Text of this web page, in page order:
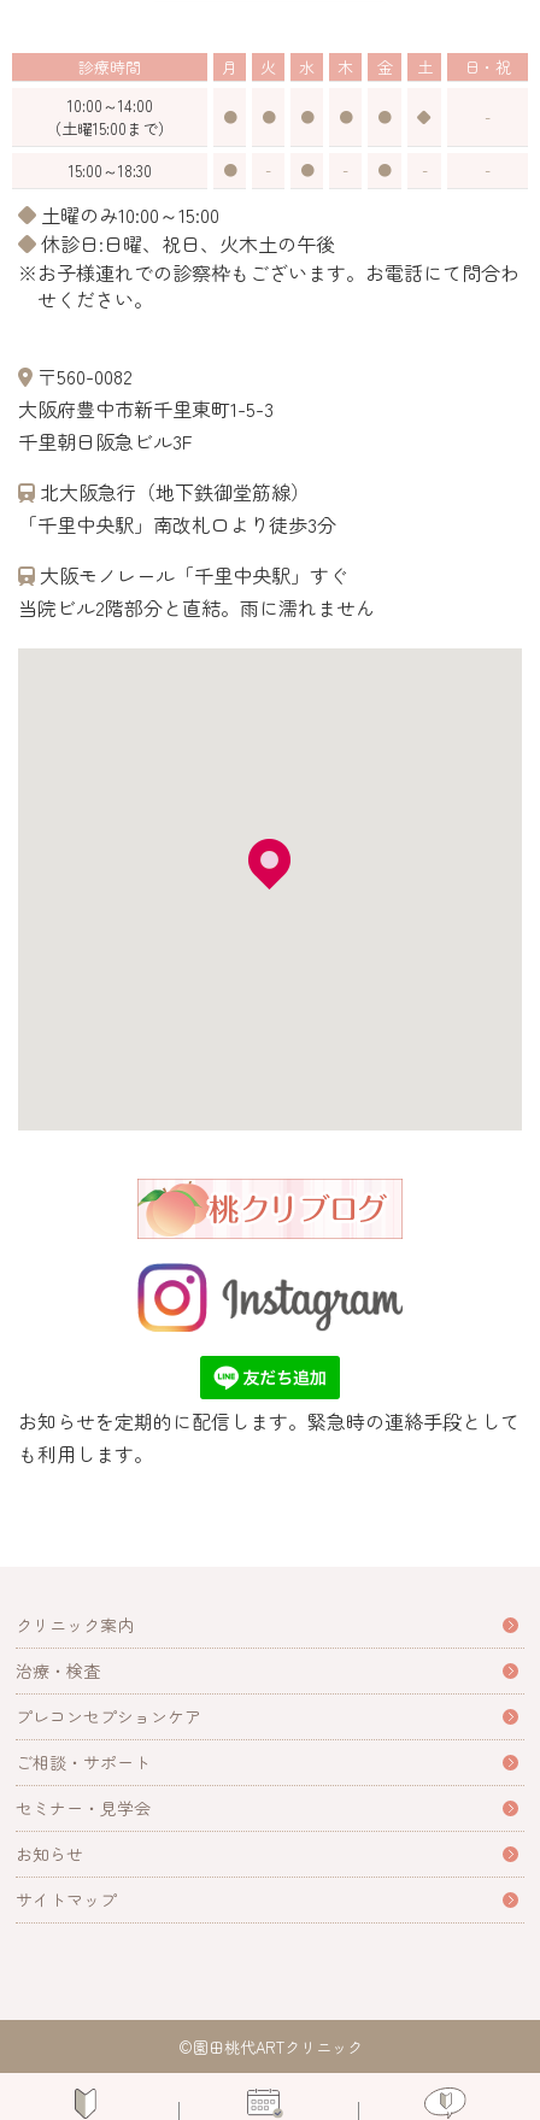
診療時間 月 火 水 木 金 土
日・祝
10:00～14:00
（土曜15:00まで）
● ● ● ● ● ◆ -
15:00～18:30 ● - ● - ● - -
◆土曜のみ10:00～15:00
◆休診日:日曜、祝日、火木土の午後
※お子様連れでの診察枠もございます。お電話にて問合わ
せください。
〒560-0082
大阪府豊中市新千里東町1-5-3
千里朝日阪急ビル3F
北大阪急行（地下鉄御堂筋線）
「千里中央駅」南改札口より徒歩3分
大阪モノレール「千里中央駅」すぐ
当院ビル2階部分と直結。雨に濡れません
お知らせを定期的に配信します。緊急時の連絡手段として
も利用します。
クリニック案内
治療・検査
プレコンセプションケア
ご相談・サポート
セミナー・見学会
お知らせ
サイトマップ
©園田桃代ARTクリニック